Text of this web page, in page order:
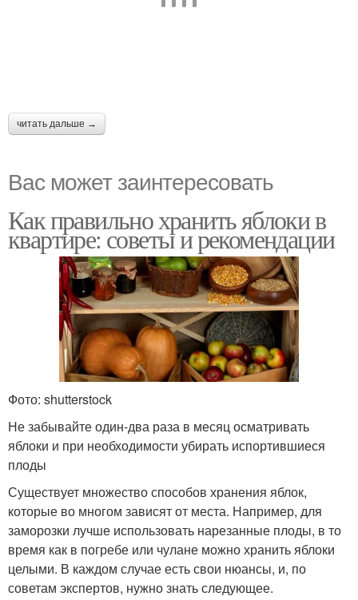
читать дальше →
Вас может заинтересовать
Как правильно хранить яблоки в
квартире: советы и рекомендации
Фото: shutterstock
Не забывайте один-два раза в месяц осматривать
яблоки и при необходимости убирать испортившиеся
плоды
Существует множество способов хранения яблок,
которые во многом зависят от места. Например, для
заморозки лучше использовать нарезанные плоды, в то
время как в погребе или чулане можно хранить яблоки
целыми. В каждом случае есть свои нюансы, и, по
советам экспертов, нужно знать следующее.